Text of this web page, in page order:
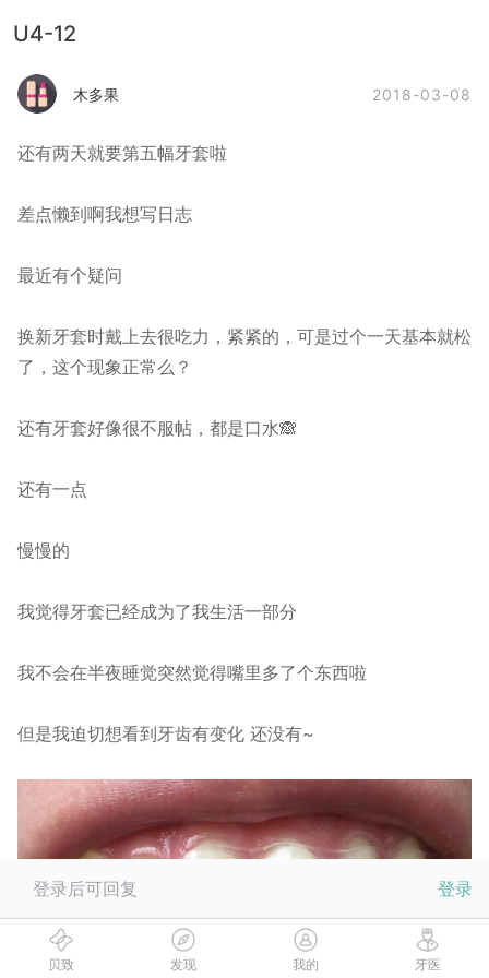
U4-12
木多果 2018-03-08
还有两天就要第五幅牙套啦
差点懒到啊我想写日志
最近有个疑问
换新牙套时戴上去很吃力，紧紧的，可是过个一天基本就松
了，这个现象正常么？
还有牙套好像很不服帖，都是口水🙈
还有一点
慢慢的
我觉得牙套已经成为了我生活一部分
我不会在半夜睡觉突然觉得嘴里多了个东西啦
但是我迫切想看到牙齿有变化 还没有~
登录后可回复 登录
贝致 发现 我的 牙医